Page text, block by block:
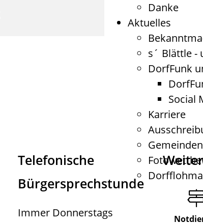
Danke
Aktuelles
s´ Blättle -
DorfFunk
Social
Karriere
Telefonische
Bürgersprechstunde
Immer Donnerstags